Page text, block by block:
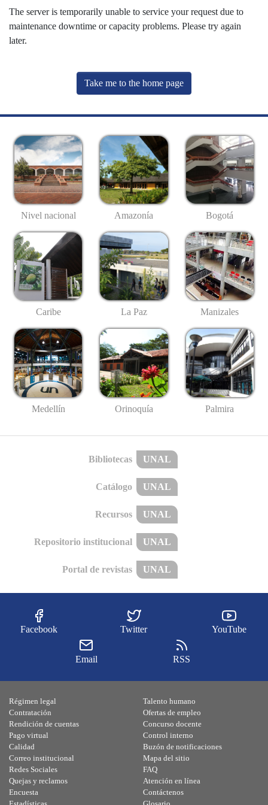
The server is temporarily unable to service your request due to
maintenance downtime or capacity problems. Please try again
later.
Take me to the home page
Nivel nacional Amazonía Bogotá
Caribe La Paz Manizales
Medellín Orinoquía Palmira
Bibliotecas UNAL
Catálogo UNAL
Recursos UNAL
Repositorio institucional UNAL
Portal de revistas UNAL
Facebook Twitter YouTube
Email RSS
Régimen legal
Contratación
Rendición de cuentas
Pago virtual
Calidad
Talento humano
Ofertas de empleo
Concurso docente
Control interno
Buzón de notificaciones
Correo institucional
Redes Sociales
Quejas y reclamos
Encuesta
Mapa del sitio
FAQ
Atención en línea
Contáctenos